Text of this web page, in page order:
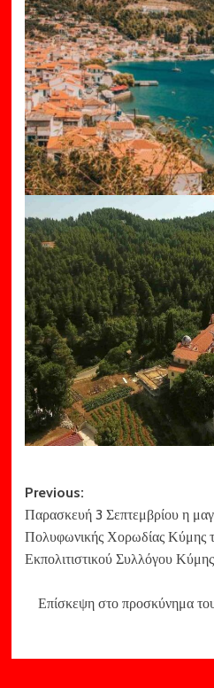
Post
navigation
Previous:
Παρασκευή 3 Σεπτεμβρίου η
Πολυφωνικής Χορωδίας Κύμης
Εκπολιτιστικού Συλλόγου
Επίσκεψη στο προσκύνημα